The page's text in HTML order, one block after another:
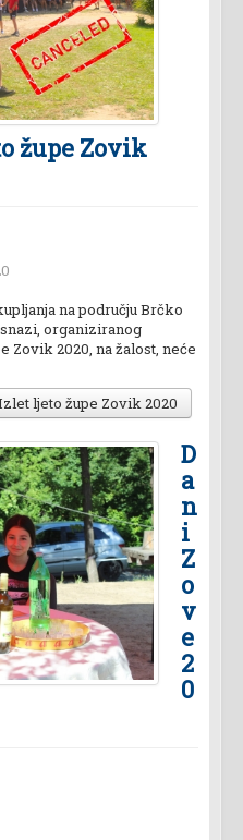
župe Zovik
na području Brčko
organiziranog
Zovik 2020, na žalost, neće
ljeto župe Zovik 2020
D
a
n
i
Z
o
v
e
2
0